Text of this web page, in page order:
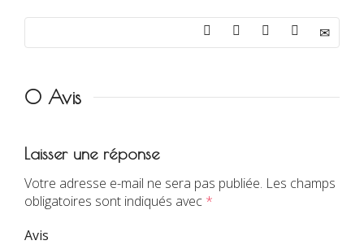
0 Avis
Laisser une réponse
Votre adresse e-mail ne sera pas publiée. Les champs
obligatoires sont indiqués avec *
Avis